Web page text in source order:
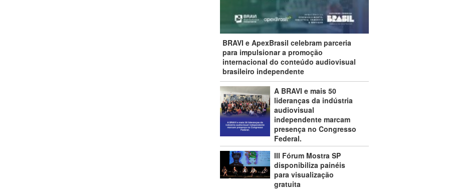
BRAVI e ApexBrasil celebram parceria
para impulsionar a promoção
internacional do conteúdo audiovisual
brasileiro independente
A BRAVI e mais 50
lideranças da indústria
audiovisual
independente marcam
presença no Congresso
Federal.
III Fórum Mostra SP
disponibiliza painéis
para visualização
gratuita